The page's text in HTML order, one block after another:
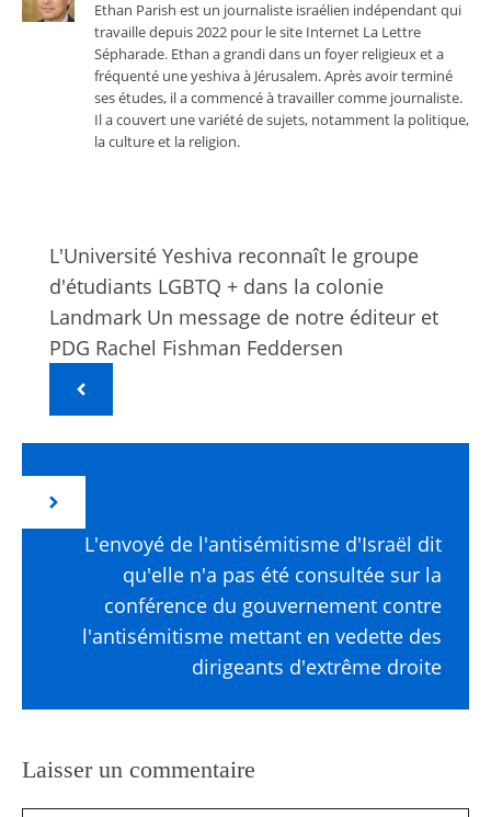
Ethan Parish est un journaliste israélien indépendant qui
travaille depuis 2022 pour le site Internet La Lettre
Sépharade. Ethan a grandi dans un foyer religieux et a
fréquenté une yeshiva à Jérusalem. Après avoir terminé
ses études, il a commencé à travailler comme journaliste.
Il a couvert une variété de sujets, notamment la politique,
la culture et la religion.
L'Université Yeshiva reconnaît le groupe
d'étudiants LGBTQ + dans la colonie
Landmark Un message de notre éditeur et
PDG Rachel Fishman Feddersen
L'envoyé de l'antisémitisme d'Israël dit
qu'elle n'a pas été consultée sur la
conférence du gouvernement contre
l'antisémitisme mettant en vedette des
dirigeants d'extrême droite
Laisser un commentaire